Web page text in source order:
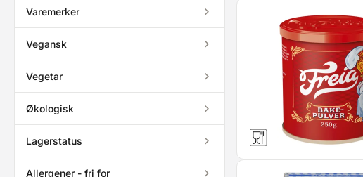
Varemerker
Vegansk
Vegetar
Økologisk
Lagerstatus
Allergener - fri for